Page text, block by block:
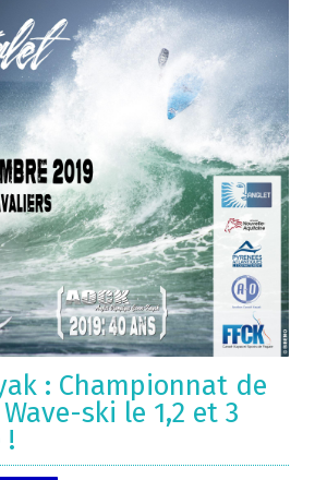
: Championnat de
ski le 1,2 et 3
!